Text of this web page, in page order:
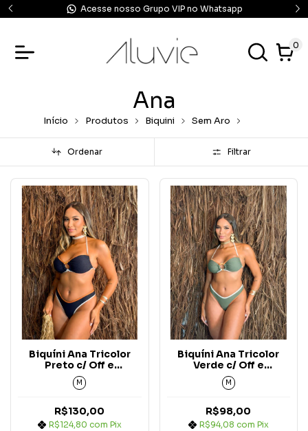
Acesse nosso Grupo VIP no Whatsapp
0
Ana
Início Produtos Biquini Sem Aro
Ordenar Filtrar
Biquíni Ana Tricolor
Preto c/ Off e
Conhaque Asa Delta
Carmel
M
R$130,00
R$124,80 com Pix
Biquíni Ana Tricolor
Verde c/ Off e
Conhaque Asa Delta
Carmel
M
R$98,00
R$94,08 com Pix